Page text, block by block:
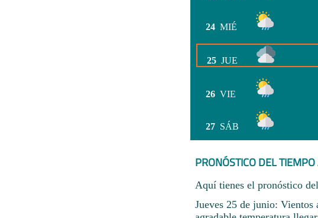
24 MIÉ
25 JUE
26 VIE
27 SÁB
PRONÓSTICO DEL
Aquí tienes el pronóstico
Jueves 25 de junio: Vientos